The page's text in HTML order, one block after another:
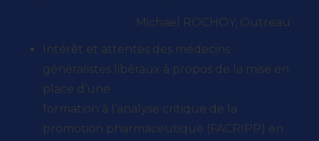
Michael ROCHOY, Outreau
Intérêt et attentes des médecins
généralistes libéraux à propos de la mise en
place d’une
formation à l’analyse critique de la
promotion pharmaceutique (FACRIPP) en